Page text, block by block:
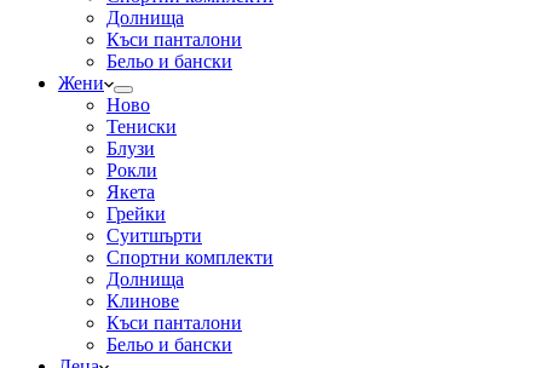
Долнища
Къси панталони
Бельо и бански
Жени
Ново
Тениски
Блузи
Рокли
Якета
Грейки
Суитшърти
Спортни комплекти
Долнища
Клинове
Къси панталони
Бельо и бански